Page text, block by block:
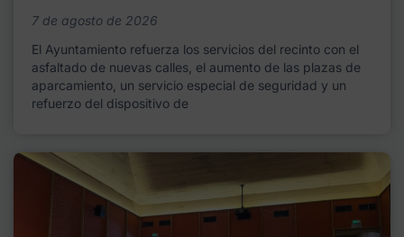
7 de agosto de 2026
El Ayuntamiento refuerza los servicios del recinto con el
asfaltado de nuevas calles, el aumento de las plazas de
aparcamiento, un servicio especial de seguridad y un
refuerzo del dispositivo de